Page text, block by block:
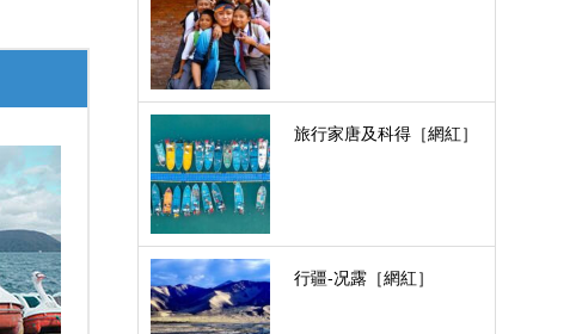
旅行家唐及科得［網紅］
行疆-况露［網紅］